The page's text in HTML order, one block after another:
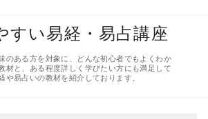
すい易経・易占講座
のある方を対象に、どんな初心者でもよくわか
材と、ある程度詳しく学びたい方にも満足して
や易占いの教材を紹介しております。